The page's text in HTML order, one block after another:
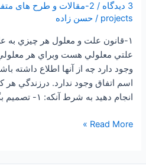
3 دیدگاه /
projects
/حسن زاده
۱-قانون علت و معلول هر چيزي به
علتي معلولي هست وبراي هر
وجود دارد چه از آنها اطلاع داشته
اسم اتفاق وجود ندارد. درزندگي هر
انجام دهيد به شرط آنکه: ۱- تصميم بگيريد که دقيقاً […]
قوانین
جهانی
راه
موفقیت
در
Read More »